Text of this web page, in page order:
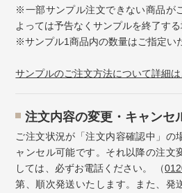
※一部サンプル注文できない商品が
よっては予告なくサンプルを終了する
※サンプル1商品内の数量はご指定い
サンプルのご注文方法について詳細は
注⽂内容の変更・キャンセ
ご注文状況が「注文内容確認中」の
ャンセル可能です。それ以降の注文
しては、必ずお電話ください。 （
第、順次発送いたします。また、発